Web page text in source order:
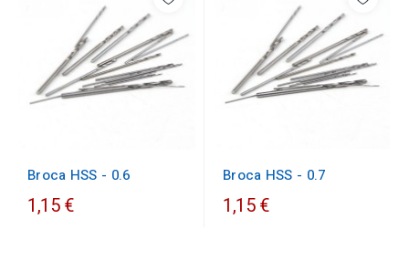
Broca HSS - 0.6
1,15 €
Broca HSS - 0.7
1,15 €